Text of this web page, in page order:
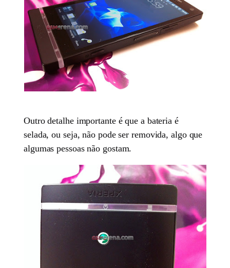
Outro detalhe importante é que a bateria é
selada, ou seja, não pode ser removida, algo que
algumas pessoas não gostam.